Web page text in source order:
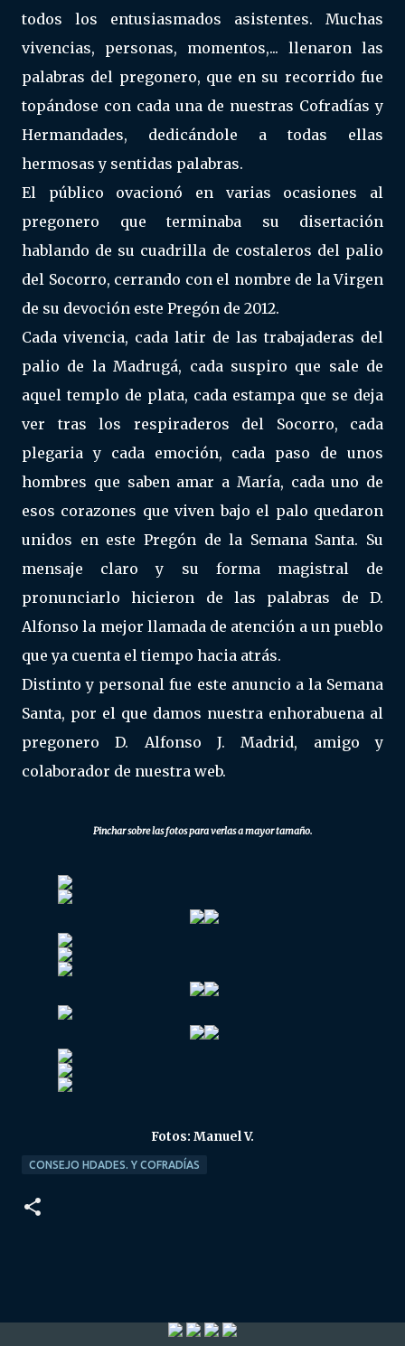
todos los entusiasmados asistentes. Muchas
vivencias, personas, momentos,... llenaron las
palabras del pregonero, que en su recorrido fue
topándose con cada una de nuestras Cofradías y
Hermandades, dedicándole a todas ellas
hermosas y sentidas palabras.
El público ovacionó en varias ocasiones al
pregonero que terminaba su disertación
hablando de su cuadrilla de costaleros del palio
del Socorro, cerrando con el nombre de la Virgen
de su devoción este Pregón de 2012.
Cada vivencia, cada latir de las trabajaderas del
palio de la Madrugá, cada suspiro que sale de
aquel templo de plata, cada estampa que se deja
ver tras los respiraderos del Socorro, cada
plegaria y cada emoción, cada paso de unos
hombres que saben amar a María, cada uno de
esos corazones que viven bajo el palo quedaron
unidos en este Pregón de la Semana Santa. Su
mensaje claro y su forma magistral de
pronunciarlo hicieron de las palabras de D.
Alfonso la mejor llamada de atención a un pueblo
que ya cuenta el tiempo hacia atrás.
Distinto y personal fue este anuncio a la Semana
Santa, por el que damos nuestra enhorabuena al
pregonero D. Alfonso J. Madrid, amigo y
colaborador de nuestra web.
Pinchar sobre las fotos para verlas a mayor tamaño.
Fotos: Manuel V.
CONSEJO HDADES. Y COFRADÍAS